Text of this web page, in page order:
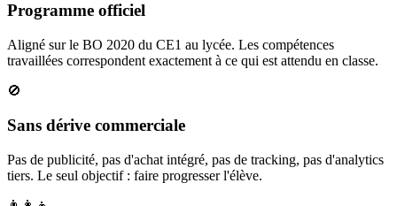
Programme officiel
Aligné sur le BO 2020 du CE1 au lycée. Les compétences
travaillées correspondent exactement à ce qui est attendu en classe.
🚫
Sans dérive commerciale
Pas de publicité, pas d'achat intégré, pas de tracking, pas d'analytics
tiers. Le seul objectif : faire progresser l'élève.